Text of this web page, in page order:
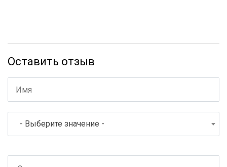
Оставить отзыв
- Выберите значение -